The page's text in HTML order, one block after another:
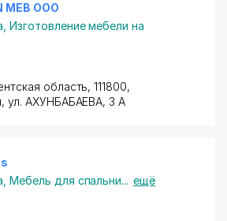
MEB ООО
,Изготовление мебели на
область, 111800,
ул. АХУНБАБАЕВА, 3 А
,Мебель для спальни... ещё